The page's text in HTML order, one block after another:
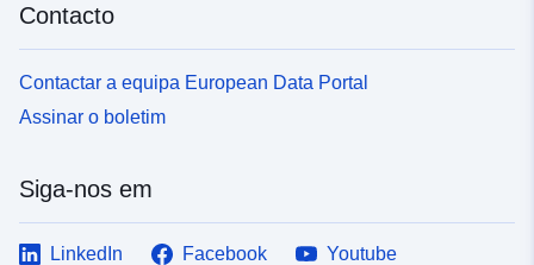
Contacto
Contactar a equipa European Data Portal
Assinar o boletim
Siga-nos em
LinkedIn Facebook
Youtube